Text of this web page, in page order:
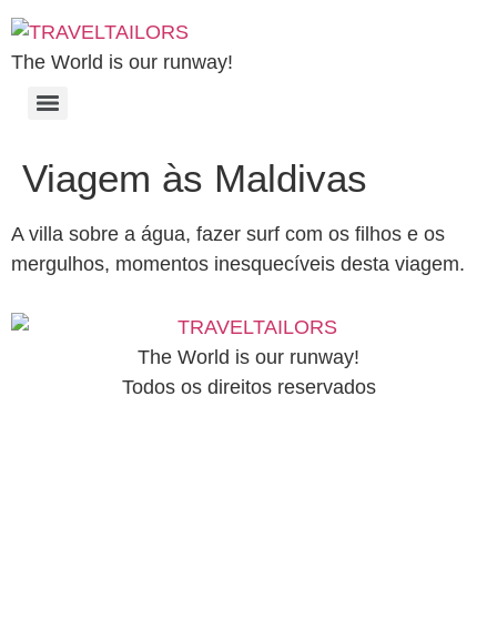
The World is our runway!
Viagem às Maldivas
A villa sobre a água, fazer surf com os filhos e os
mergulhos, momentos inesquecíveis desta viagem.
The World is our runway!
Todos os direitos reservados